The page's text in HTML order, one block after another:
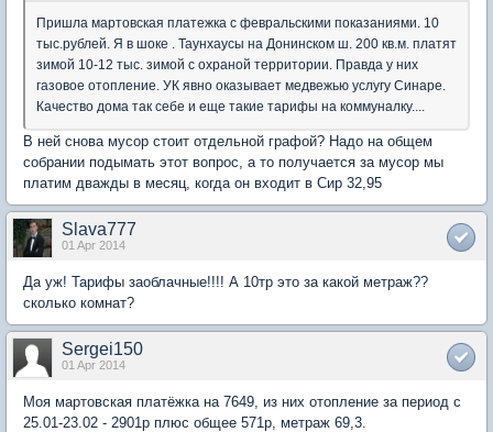
Пришла мартовская платежка с февральскими показаниями. 10
тыс.рублей. Я в шоке . Таунхаусы на Донинском ш. 200 кв.м. платят
зимой 10-12 тыс. зимой с охраной территории. Правда у них
газовое отопление. УК явно оказывает медвежью услугу Синаре.
Качество дома так себе и еще такие тарифы на коммуналку....
В ней снова мусор стоит отдельной графой? Надо на общем
собрании подымать этот вопрос, а то получается за мусор мы
платим дважды в месяц, когда он входит в Сир 32,95
Slava777
01 Apr 2014
Да уж! Тарифы заоблачные!!!! А 10тр это за какой метраж??
сколько комнат?
Sergei150
01 Apr 2014
Моя мартовская платёжка на 7649, из них отопление за период с
25.01-23.02 - 2901р плюс общее 571р, метраж 69,3.